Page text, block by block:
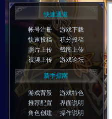
快速通道
帐号注册
游戏下载
快速投稿
积分投稿
照片上传截图上传
视频上传
游戏论坛
新手指南
游戏背景
游戏特色
推荐配置
界面说明
角色创建
操作说明